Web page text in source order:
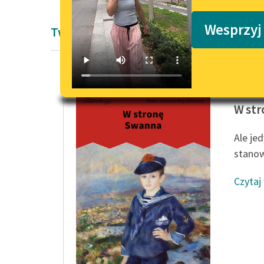
Twórczość Marcela Prousta
W
Ale
Czytaj